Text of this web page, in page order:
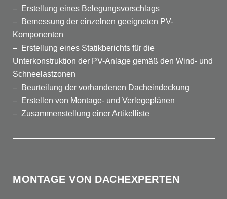
– Erstellung eines Belegungsvorschlags
– Bemessung der einzelnen geeigneten PV-
Komponenten
– Erstellung eines Statikberichts für die
Unterkonstruktion der PV-Anlage gemäß den Wind- und
Schneelastzonen
– Beurteilung der vorhandenen Dacheindeckung
– Erstellen von Montage- und Verlegeplänen
– Zusammenstellung einer Artikelliste
MONTAGE VON DACHEXPERTEN